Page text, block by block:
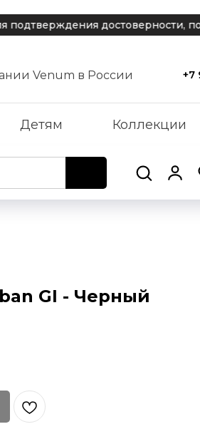
достоверности,
Venum в России +7
Детям Коллекции
GI - Черный